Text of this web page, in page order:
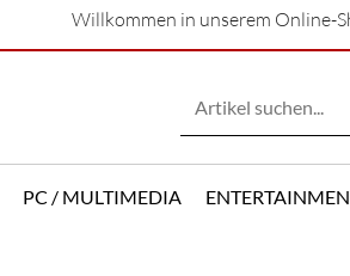
Willkommen in unserem Online-
PC / MULTIMEDIA